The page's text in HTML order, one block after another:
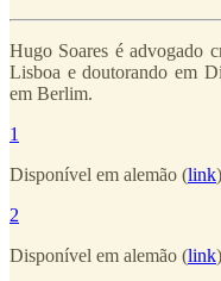
Hugo Soares é advogado
Lisboa e doutorando em
em Berlim.
1
Disponível em alemão (link
2
Disponível em alemão (link